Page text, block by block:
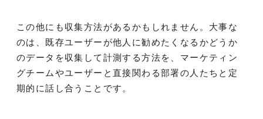
この他にも収集方法があるかもしれません。大事な
のは、既存ユーザーが他人に勧めたくなるかどうか
のデータを収集して計測する方法を、マーケティン
グチームやユーザーと直接関わる部署の人たちと定
期的に話し合うことです。